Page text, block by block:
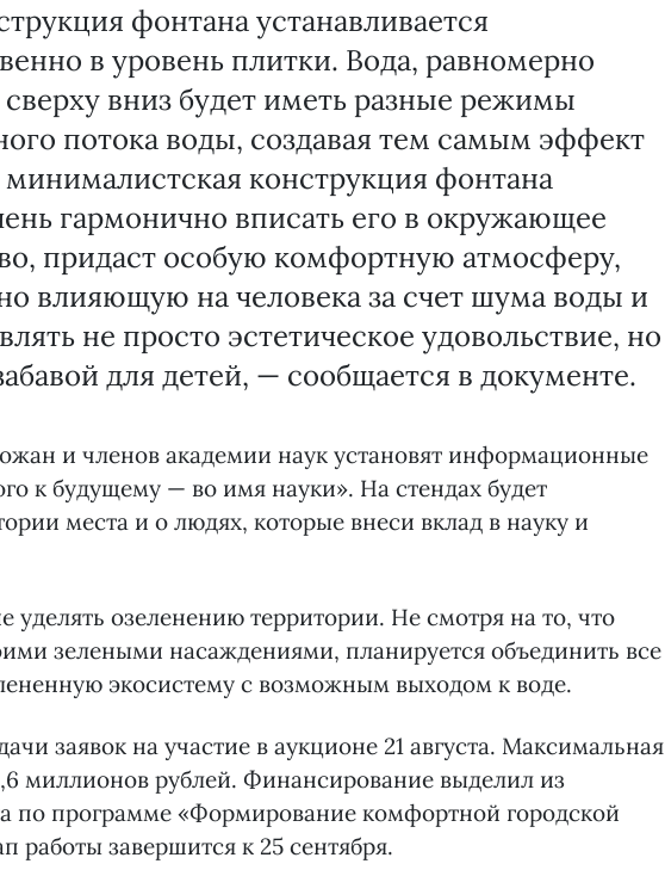
фонтана устанавливается
в уровень плитки. Вода, равномерно
вниз будет иметь разные режимы
потока воды, создавая тем самым эффект
минималистская конструкция фонтана
гармонично вписать его в окружающее
придаст особую комфортную атмосферу,
влияющую на человека за счет шума воды и
не просто эстетическое удовольствие, но
для детей, — сообщается в документе.
и членов академии наук установят информационные
к будущему — во имя науки». На стендах будет
места и о людях, которые внеси вклад в науку и
уделять озеленению территории. Не смотря на то, что
зелеными насаждениями, планируется объединить все
экосистему с возможным выходом к воде.
заявок на участие в аукционе 21 августа. Максимальная
миллионов рублей. Финансирование выделил из
по программе «Формирование комфортной городской
работы завершится к 25 сентября.